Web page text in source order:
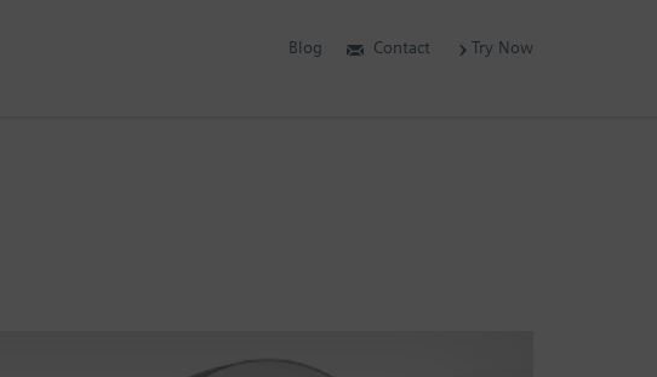
Blog Contact Try Now